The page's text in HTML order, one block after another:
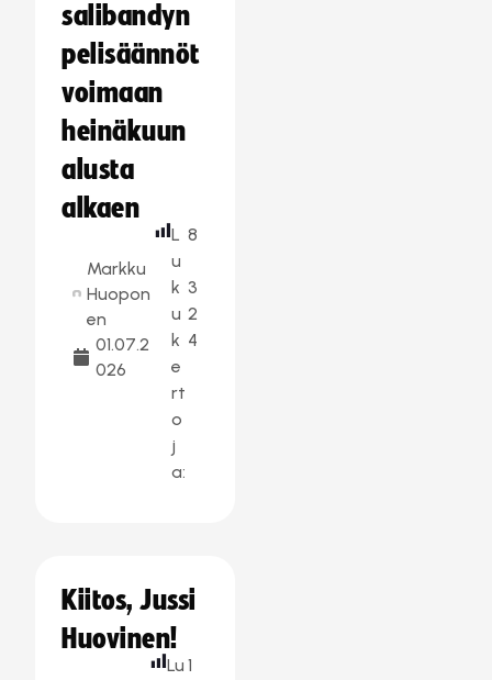
salibandyn
pelisäännöt
voimaan
heinäkuun
alusta
alkaen
Markku
Huopon
en
01.07.2
026
L
u
k
u
k
e
rt
o
j
a:
8
3
2
4
Kiitos, Jussi
Huovinen!
Lu 1